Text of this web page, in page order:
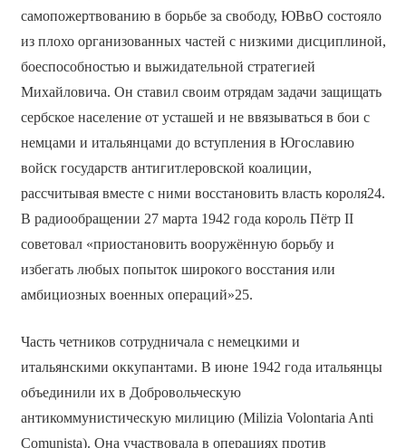
самопожертвованию в борьбе за свободу, ЮВвО состояло
из плохо организованных частей с низкими дисциплиной,
боеспособностью и выжидательной стратегией
Михайловича. Он ставил своим отрядам задачи защищать
сербское население от усташей и не ввязываться в бои с
немцами и итальянцами до вступления в Югославию
войск государств антигитлеровской коалиции,
рассчитывая вместе с ними восстановить власть короля24.
В радиообращении 27 марта 1942 года король Пётр II
советовал «приостановить вооружённую борьбу и
избегать любых попыток широкого восстания или
амбициозных военных операций»25.
Часть четников сотрудничала с немецкими и
итальянскими оккупантами. В июне 1942 года итальянцы
объединили их в Добровольческую
антикоммунистическую милицию (Milizia Volontaria Anti
Comunista). Она участвовала в операциях против